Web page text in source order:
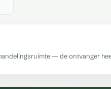
— de ontvanger